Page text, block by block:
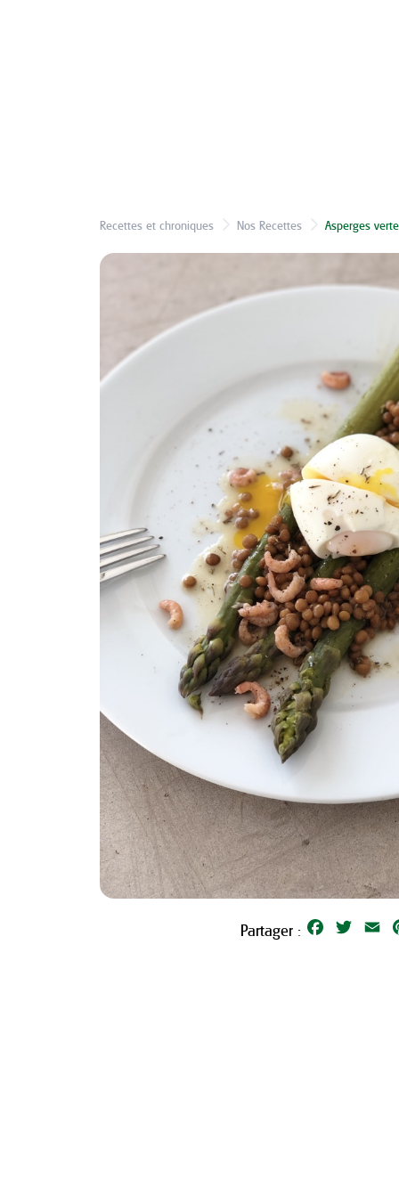
Recettes et chroniques Nos Recettes Asperges
Partager : Facebook
Twitter